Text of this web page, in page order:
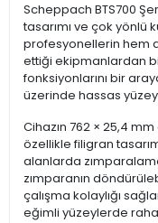
Scheppach BTS700
tasarımı ve çok yönlü
profesyonellerin hem
ettiği ekipmanlardan
fonksiyonlarını bir
üzerinde hassas
Cihazın 762 × 25,4
özellikle filigran
alanlarda
zımparanın
çalışma kolaylığı
eğimli yüzeylerde